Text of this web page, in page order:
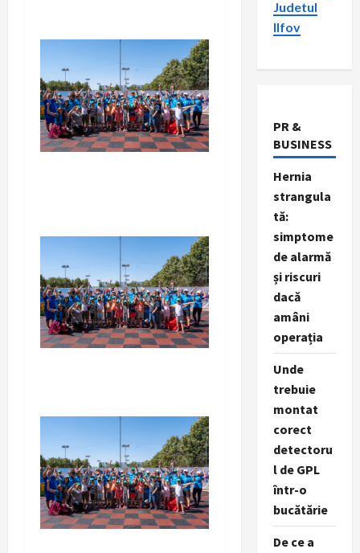
Judetul
Ilfov
PR &
BUSINESS
Hernia
strangula
tă:
simptome
de alarmă
și riscuri
dacă
amâni
operația
Unde
trebuie
montat
corect
detectoru
l de GPL
într-o
bucătărie
De ce a